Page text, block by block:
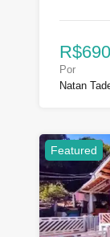
Por
Natan
Featured